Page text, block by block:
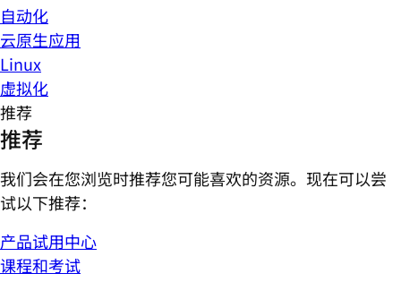
自动化
云原生应用
Linux
虚拟化
推荐
推荐
我们会在您浏览时推荐您可能喜欢的资源。现在可以尝
试以下推荐：
产品试用中心
课程和考试